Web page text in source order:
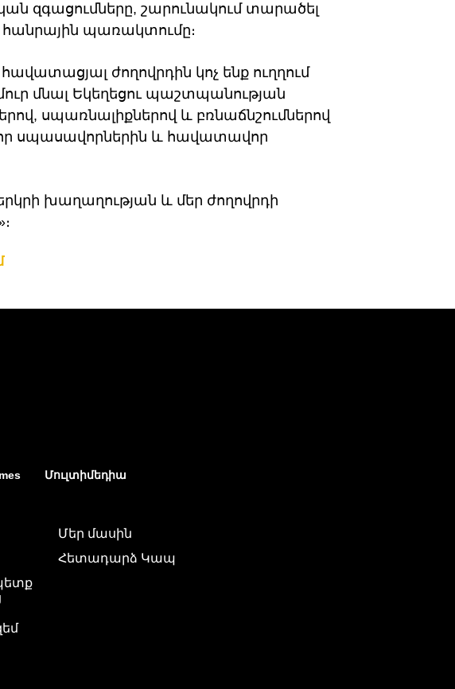
զգացումները, շարունակում տարածել
հանրային պառակտումը։
ժողովրդին կոչ ենք ուղղում
մնալ Եկեղեցու պաշտպանության
սպառնալիքներով և բռնաճնշումներով
սպասավորներին և հավատավոր
խաղաղության և մեր ժողովրդի
Մուլտիմեդիա
Մեր մասին
Հետադարձ Կապ